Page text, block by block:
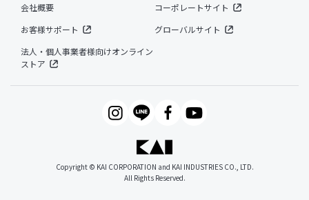
会社概要
コーポレートサイト
お客様サポート
グローバルサイト
法人・個人事業者様向けオンライン
ストア
Copyright © KAI CORPORATION and KAI INDUSTRIES CO., LTD.
All Rights Reserved.